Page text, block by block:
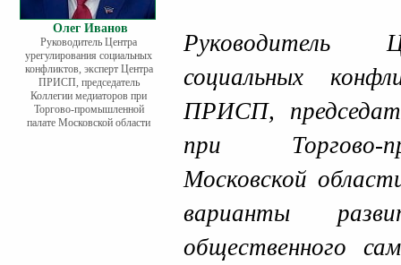
Олег Иванов
Руководитель Центра
урегулирования социальных
конфликтов, эксперт Центра
ПРИСП, председатель
Коллегии медиаторов при
Торгово-промышленной
палате Московской области
Руководитель
социальных
ПРИСП,
при Торгово-
Московской
варианты
общественного